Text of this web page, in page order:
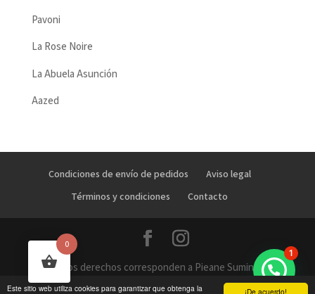
¡De acuerdo!
Este sitio web utiliza cookies para garantizar que obtenga la
Pavoni
La Rose Noire
La Abuela Asunción
Aazed
Condiciones de envío de pedidos
Aviso legal
Términos y condiciones
Contacto
Todos los derechos corresponden a Pieane Suministros
OE - 2019
0
1